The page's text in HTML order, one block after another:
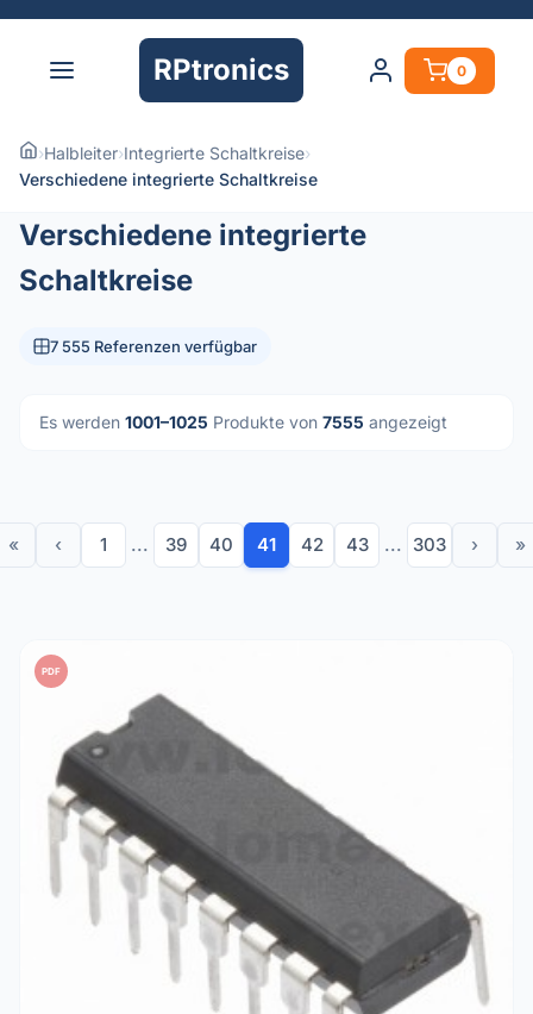
RPtronics 0
›Halbleiter›Integrierte Schaltkreise›
Verschiedene integrierte Schaltkreise
Verschiedene integrierte
Schaltkreise
7 555 Referenzen verfügbar
Es werden 1001–1025 Produkte von 7555 angezeigt
« ‹ 1 ... 39 40 41 42 43 ... 303 › »
PDF